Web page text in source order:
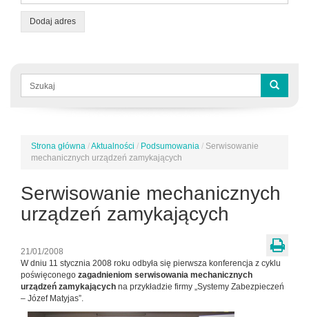
Dodaj adres
Formularz
wyszukiwania
Jesteś
tutaj
Strona główna /Aktualności / Podsumowania / Serwisowanie
mechanicznych urządzeń zamykających
Serwisowanie mechanicznych
urządzeń zamykających
21/01/2008
W dniu 11 stycznia 2008 roku odbyła się pierwsza konferencja z cyklu
poświęconego zagadnieniom serwisowania mechanicznych
urządzeń zamykających na przykładzie firmy „Systemy Zabezpieczeń
– Józef Matyjas”.